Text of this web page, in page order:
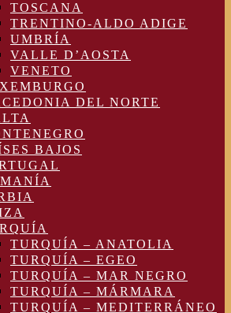
TOSCANA
TRENTINO-ALDO ADIGE
UMBRÍA
VALLE D’AOSTA
VENETO
DEL NORTE
BAJOS
TURQUÍA – ANATOLIA
TURQUÍA – EGEO
TURQUÍA – MAR NEGRO
TURQUÍA – MÁRMARA
TURQUÍA – MEDITERRÁNEO